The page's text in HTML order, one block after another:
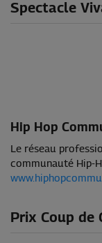
Spectacle
Hip Hop
Le réseau
communauté Hip-
Prix Coup de